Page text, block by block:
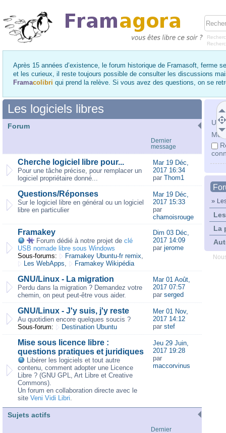
Après 15 années d’existence, le forum historique de Framasoft, ferme
et les curieux, il reste toujours possible de consulter les discussions
Framacolibri qui prend la relève. Si vous avez des questions, on se
Mot
»
La
Les logiciels libres
Forum
Dernier
message
Cherche logiciel libre pour...
Pour une tâche précise, pour remplacer un
logiciel propriétaire donné...
Mar 19 Déc,
2017 16:34
par Thom1
Questions/Réponses
Sur le logiciel libre en général ou un logiciel
libre en particulier
Mar 19 Déc,
2017 15:33
par
chamoisrouge
Framakey
Forum dédié à notre projet de clé
USB nomade libre sous Windows
Sous-forums:
Framakey Ubuntu-fr remix,
Les WebApps, Framakey Wikipédia
Dim 03 Déc,
2017 14:09
par jerome
GNU/Linux - La migration
Perdu dans la migration ? Demandez votre
chemin, on peut peut-être vous aider.
Mar 01 Août,
2017 07:57
par serged
GNU/Linux - J'y suis, j'y reste
Au quotidien encore quelques soucis ?
Sous-forum:
Destination Ubuntu
Mer 01 Nov,
2017 14:12
par stef
Mise sous licence libre :
questions pratiques et juridiques
Libérer les logiciels et tout autre
contenu, comment adopter une Licence
Libre ? (GNU GPL, Art Libre et Creative
Commons).
Un forum en collaboration directe avec le
site Veni Vidi Libri.
Jeu 29 Juin,
2017 19:28
par
maccorvinus
Sujets actifs
Dernier